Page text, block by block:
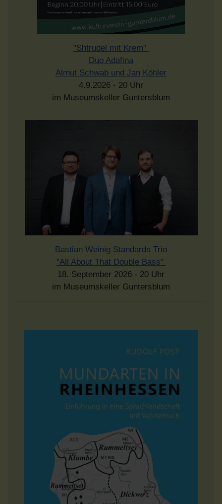
"Shtrudel mit Krem"
Duo Adafina
Almut Schwab und Jan Köhler
4.9.2026 - 20 Uhr
im Museumskeller Guntersblum
Bastian Weinig Standards Trio
"All About That Double Bass"
18. September 2026 - 20 Uhr
im Museumskeller Guntersblum